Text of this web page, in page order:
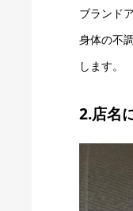
ブランド
身体の不
します。
2.店名